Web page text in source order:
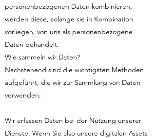
personenbezogenen Daten kombinieren,
werden diese, solange sie in Kombination
vorliegen, von uns als personenbezogene
Daten behandelt.
Wie sammeln wir Daten?
Nachstehend sind die wichtigsten Methoden
aufgeführt, die wir zur Sammlung von Daten
verwenden:
Wir erfassen Daten bei der Nutzung unserer
Dienste. Wenn Sie also unsere digitalen Assets